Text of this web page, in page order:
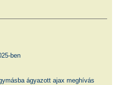
ben
ágyazott ajax meghívás